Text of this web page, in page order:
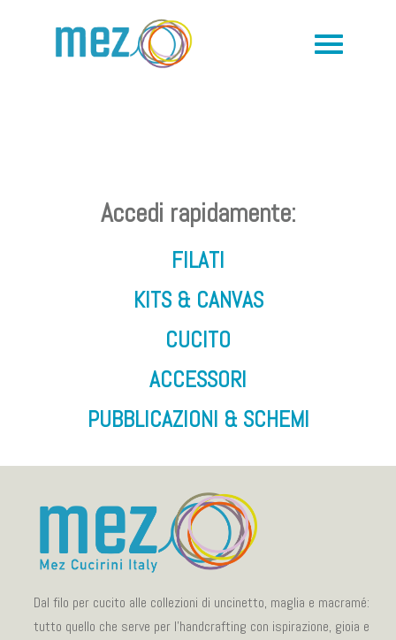
Accedi rapidamente:
FILATI
KITS & CANVAS
CUCITO
ACCESSORI
PUBBLICAZIONI & SCHEMI
Dal filo per cucito alle collezioni di uncinetto, maglia e macramé:
tutto quello che serve per l’handcrafting con ispirazione, gioia e